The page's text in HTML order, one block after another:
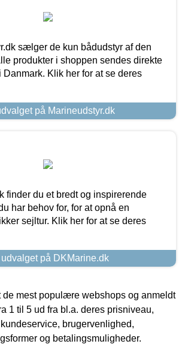
sælger de kun bådudstyr af den
produkter i shoppen sendes direkte
Klik her for at se deres
på Marineudstyr.dk
finder du et bredt og inspirerende
har behov for, for at opnå en
sejltur. Klik her for at se deres
på DKMarine.dk
de mest populære webshops og anmeldt
1 til 5 ud fra bl.a. deres prisniveau,
brugervenlighed,
og betalingsmuligheder.